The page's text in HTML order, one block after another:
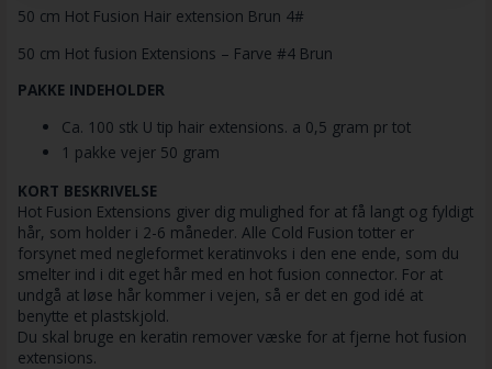
50 cm Hot Fusion Hair extension Brun 4#
50 cm Hot fusion Extensions – Farve #4 Brun
PAKKE INDEHOLDER
Ca. 100 stk U tip hair extensions. a 0,5 gram pr tot
1 pakke vejer 50 gram
KORT BESKRIVELSE
Hot Fusion Extensions giver dig mulighed for at få langt og fyldigt
hår, som holder i 2-6 måneder. Alle Cold Fusion totter er
forsynet med negleformet keratinvoks i den ene ende, som du
smelter ind i dit eget hår med en hot fusion connector. For at
undgå at løse hår kommer i vejen, så er det en god idé at
benytte et plastskjold.
Du skal bruge en keratin remover væske for at fjerne hot fusion
extensions.